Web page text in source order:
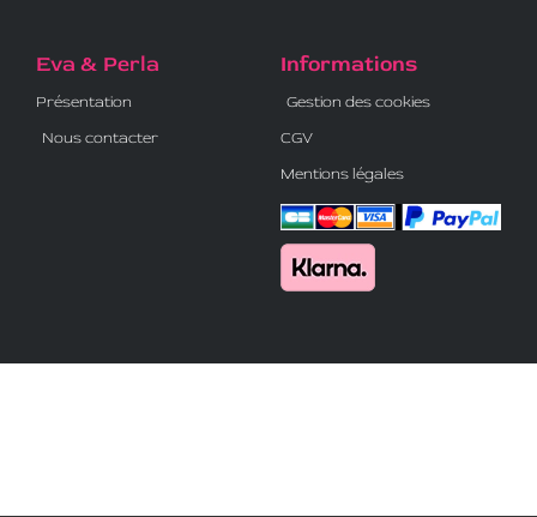
Eva & Perla
Présentation
Nous contacter
Informations
Gestion des cookies
CGV
Mentions légales